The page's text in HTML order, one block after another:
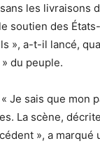
les livraisons
soutien des
», a-t-il lancé,
du peuple.
Je sais que mon
La scène,
», a